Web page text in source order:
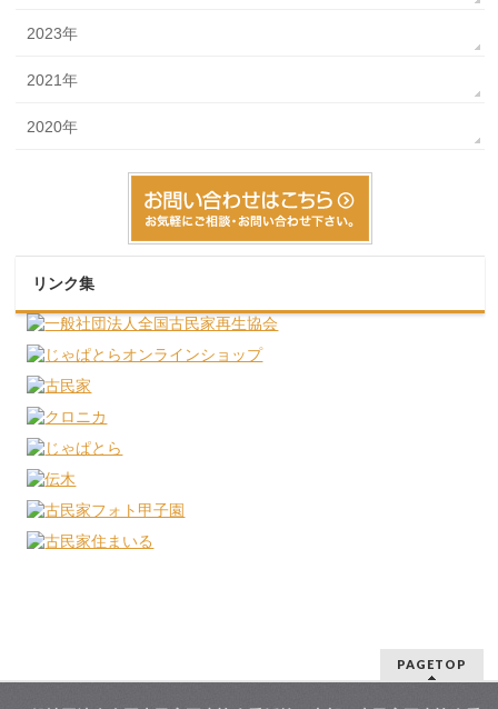
2023年
2021年
2020年
リンク集
PAGETOP